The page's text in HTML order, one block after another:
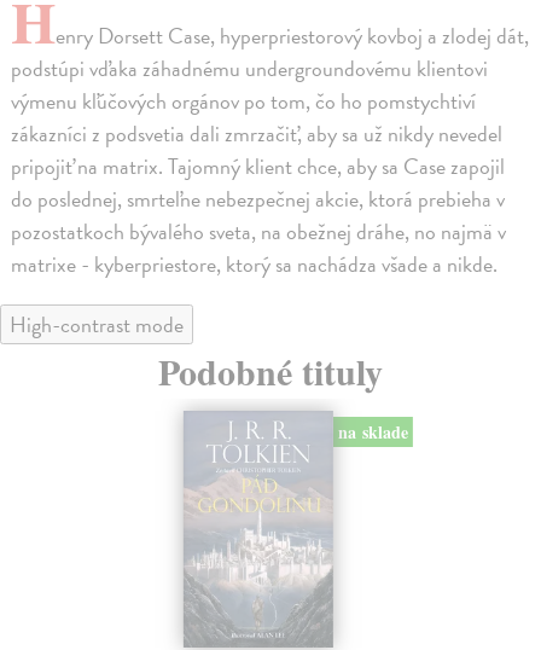
Henry Dorsett Case, hyperpriestorový kovboj a zlodej dát,
podstúpi vďaka záhadnému undergroundovému klientovi
výmenu kľúčových orgánov po tom, čo ho pomstychtiví
zákazníci z podsvetia dali zmrzačiť, aby sa už nikdy nevedel
pripojiť na matrix. Tajomný klient chce, aby sa Case zapojil
do poslednej, smrteľne nebezpečnej akcie, ktorá prebieha v
pozostatkoch bývalého sveta, na obežnej dráhe, no najmä v
matrixe - kyberpriestore, ktorý sa nachádza všade a nikde.
High-contrast mode
Podobné tituly
na sklade